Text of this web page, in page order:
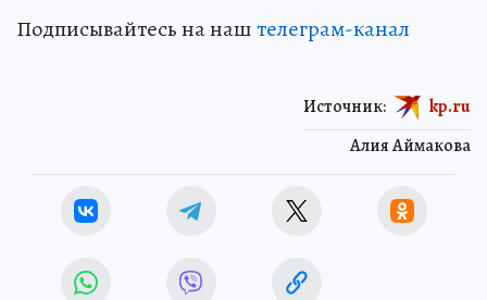
Подписывайтесь на наштелеграм-канал
Алия Аймакова
Источник: kp.ru